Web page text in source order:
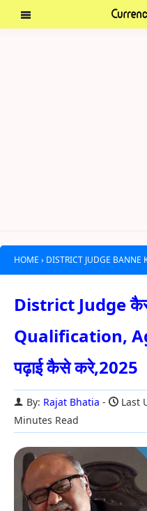
HOME › DISTRICT JUDGE BANNE
District Judge
Qualification,
पढ़ाई कैसे करे,2025
By: Rajat Bhatia Last
Minutes Read